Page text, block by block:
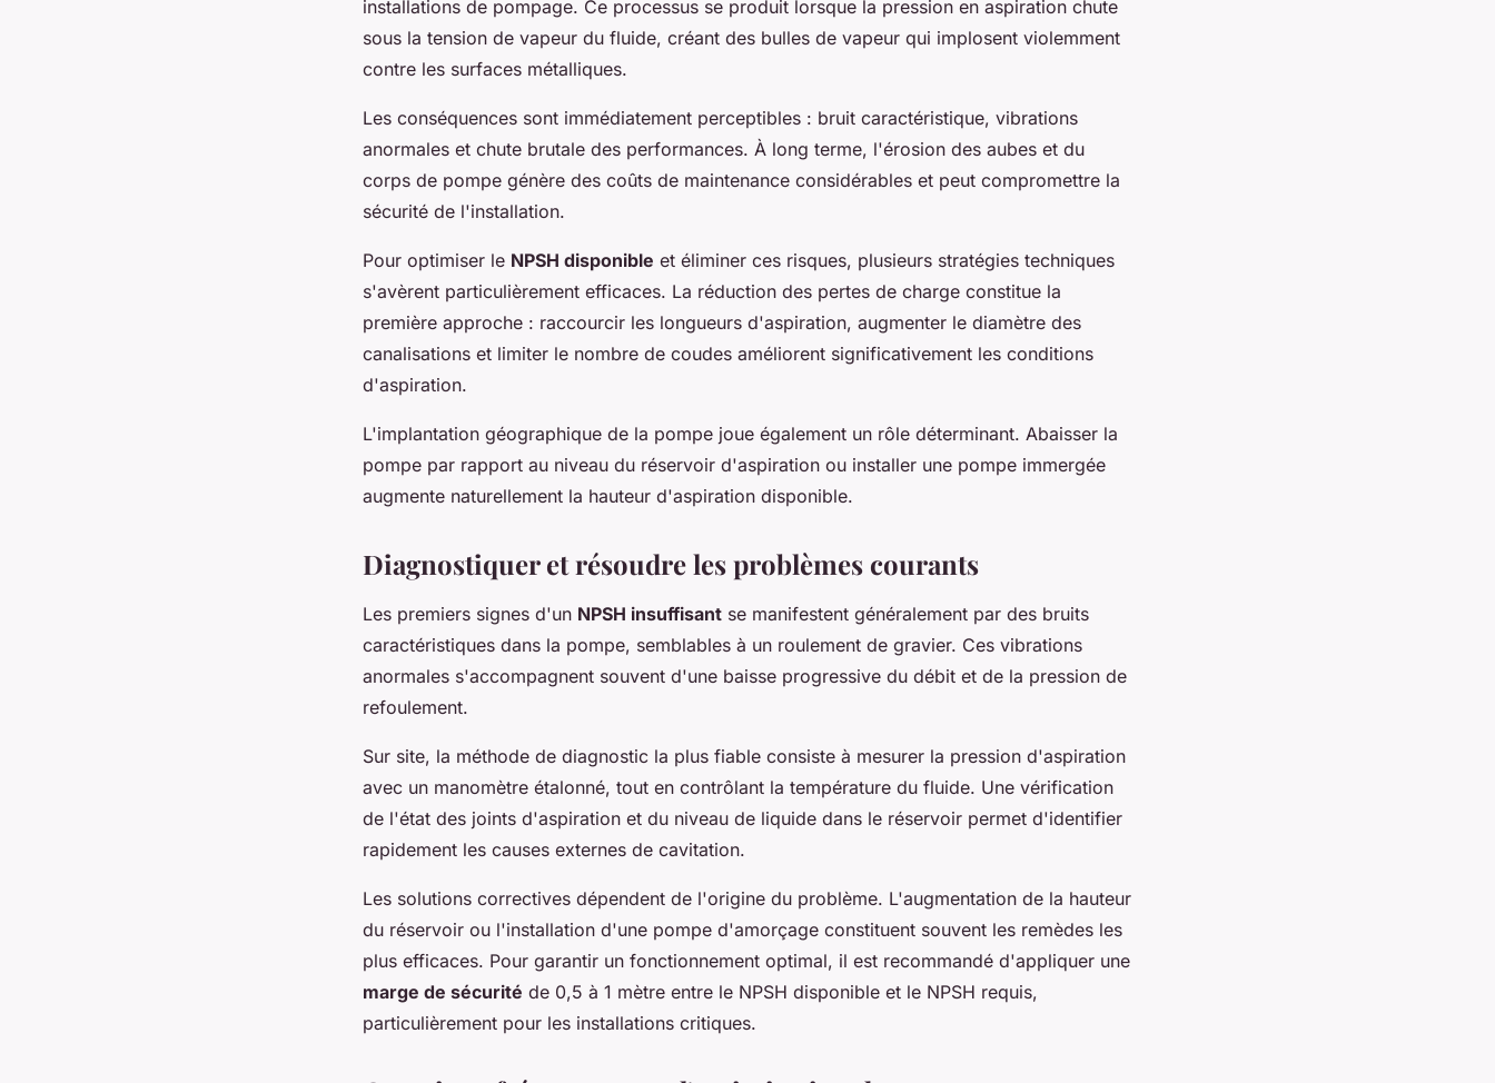
installations de pompage. Ce processus se produit lorsque la pression en aspiration chute
sous la tension de vapeur du fluide, créant des bulles de vapeur qui implosent violemment
contre les surfaces métalliques.
Les conséquences sont immédiatement perceptibles : bruit caractéristique, vibrations
anormales et chute brutale des performances. À long terme, l'érosion des aubes et du
corps de pompe génère des coûts de maintenance considérables et peut compromettre la
sécurité de l'installation.
Pour optimiser le NPSH disponible et éliminer ces risques, plusieurs stratégies techniques
s'avèrent particulièrement efficaces. La réduction des pertes de charge constitue la
première approche : raccourcir les longueurs d'aspiration, augmenter le diamètre des
canalisations et limiter le nombre de coudes améliorent significativement les conditions
d'aspiration.
L'implantation géographique de la pompe joue également un rôle déterminant. Abaisser la
pompe par rapport au niveau du réservoir d'aspiration ou installer une pompe immergée
augmente naturellement la hauteur d'aspiration disponible.
Diagnostiquer et résoudre les problèmes courants
Les premiers signes d'un NPSH insuffisant se manifestent généralement par des bruits
caractéristiques dans la pompe, semblables à un roulement de gravier. Ces vibrations
anormales s'accompagnent souvent d'une baisse progressive du débit et de la pression de
refoulement.
Sur site, la méthode de diagnostic la plus fiable consiste à mesurer la pression d'aspiration
avec un manomètre étalonné, tout en contrôlant la température du fluide. Une vérification
de l'état des joints d'aspiration et du niveau de liquide dans le réservoir permet d'identifier
rapidement les causes externes de cavitation.
Les solutions correctives dépendent de l'origine du problème. L'augmentation de la hauteur
du réservoir ou l'installation d'une pompe d'amorçage constituent souvent les remèdes les
plus efficaces. Pour garantir un fonctionnement optimal, il est recommandé d'appliquer une
marge de sécurité de 0,5 à 1 mètre entre le NPSH disponible et le NPSH requis,
particulièrement pour les installations critiques.